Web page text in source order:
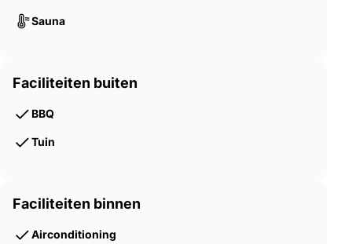
Sauna
Faciliteiten buiten
BBQ
Tuin
Faciliteiten binnen
Airconditioning